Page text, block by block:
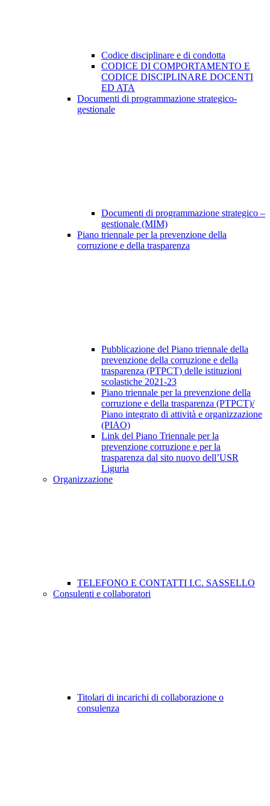
Codice disciplinare e di condotta
CODICE DI COMPORTAMENTO E
CODICE DISCIPLINARE DOCENTI
ED ATA
Documenti di programmazione strategico-
gestionale
Documenti di programmazione strategico –
gestionale (MIM)
Piano triennale per la prevenzione della
corruzione e della trasparenza
Pubblicazione del Piano triennale della
prevenzione della corruzione e della
trasparenza (PTPCT) delle istituzioni
scolastiche 2021-23
Piano triennale per la prevenzione della
corruzione e della trasparenza (PTPCT)/
Piano integrato di attività e organizzazione
(PIAO)
Link del Piano Triennale per la
prevenzione corruzione e per la
trasparenza dal sito nuovo dell’USR
Liguria
Organizzazione
TELEFONO E CONTATTI I.C. SASSELLO
Consulenti e collaboratori
Titolari di incarichi di collaborazione o
consulenza